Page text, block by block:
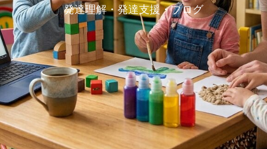
発達理解・発達支援・ブログ